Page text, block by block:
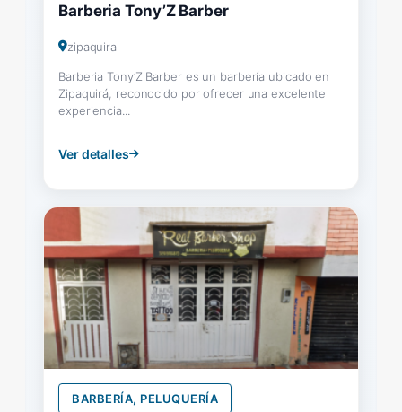
Barberia Tony’Z Barber
zipaquira
Barberia Tony’Z Barber es un barbería ubicado en
Zipaquirá, reconocido por ofrecer una excelente
experiencia...
Ver detalles
BARBERÍA, PELUQUERÍA